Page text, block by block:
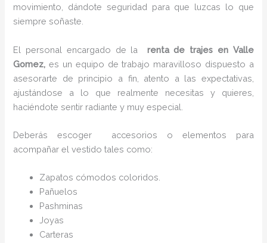
movimiento, dándote seguridad para que luzcas lo que
siempre soñaste.
El personal encargado de la renta de trajes en Valle
Gomez, es un equipo de trabajo maravilloso dispuesto a
asesorarte de principio a fin, atento a las expectativas,
ajustándose a lo que realmente necesitas y quieres,
haciéndote sentir radiante y muy especial.
Deberás escoger accesorios o elementos para
acompañar el vestido tales como:
Zapatos cómodos coloridos.
Pañuelos
Pashminas
Joyas
Carteras